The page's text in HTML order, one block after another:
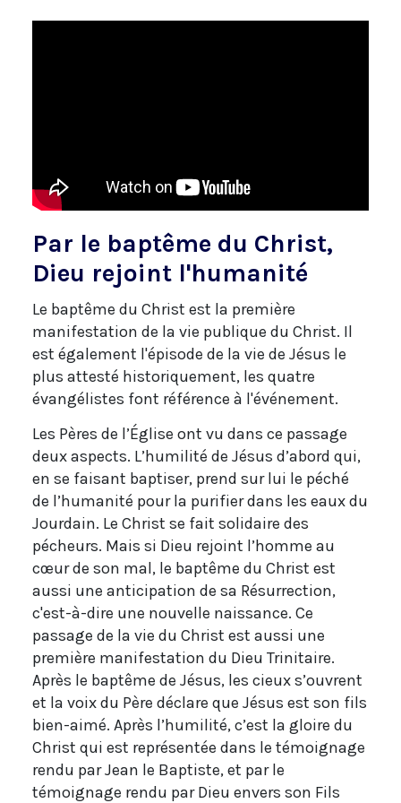
Par le baptême du Christ,
Dieu rejoint l'humanité
Le baptême du Christ est la première
manifestation de la vie publique du Christ. Il
est également l'épisode de la vie de Jésus le
plus attesté historiquement, les quatre
évangélistes font référence à l'événement.
Les Pères de l’Église ont vu dans ce passage
deux aspects. L’humilité de Jésus d’abord qui,
en se faisant baptiser, prend sur lui le péché
de l’humanité pour la purifier dans les eaux du
Jourdain. Le Christ se fait solidaire des
pécheurs. Mais si Dieu rejoint l’homme au
cœur de son mal, le baptême du Christ est
aussi une anticipation de sa Résurrection,
c'est-à-dire une nouvelle naissance. Ce
passage de la vie du Christ est aussi une
première manifestation du Dieu Trinitaire.
Après le baptême de Jésus, les cieux s’ouvrent
et la voix du Père déclare que Jésus est son fils
bien-aimé. Après l’humilité, c’est la gloire du
Christ qui est représentée dans le témoignage
rendu par Jean le Baptiste, et par le
témoignage rendu par Dieu envers son Fils